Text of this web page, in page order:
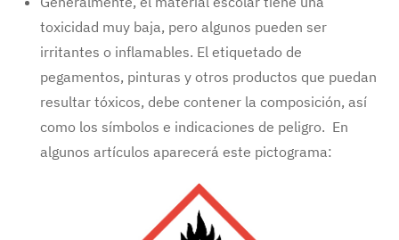
toxicidad muy baja, pero algunos pueden ser
irritantes o inflamables. El etiquetado de
pegamentos, pinturas y otros productos que puedan
resultar tóxicos, debe contener la composición, así
como los símbolos e indicaciones de peligro. En
algunos artículos aparecerá este pictograma: